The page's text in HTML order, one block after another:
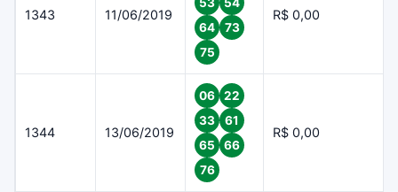
1343 11/06/2019
64
73
75
R$ 0,00
1344 13/06/2019
06
22
33
61
65
66
76
R$ 0,00